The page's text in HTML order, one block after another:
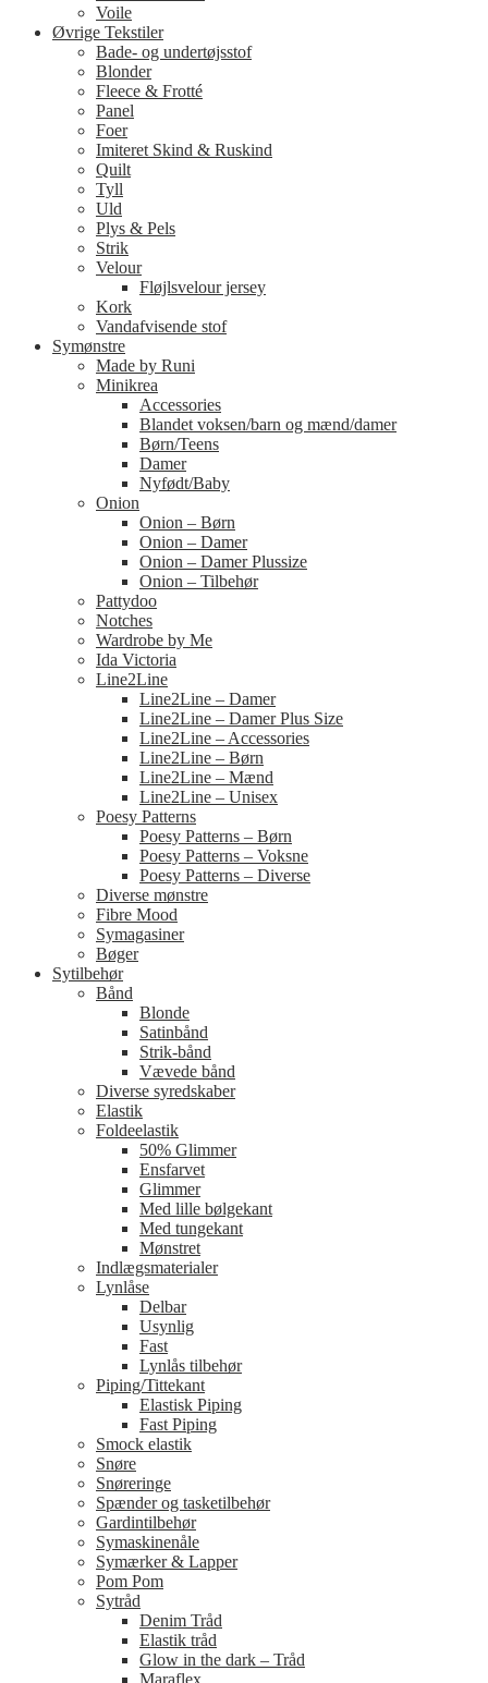
Voile
Øvrige Tekstiler
Bade- og undertøjsstof
Blonder
Fleece & Frotté
Panel
Foer
Imiteret Skind & Ruskind
Quilt
Tyll
Uld
Plys & Pels
Strik
Velour
Fløjlsvelour jersey
Kork
Vandafvisende stof
Symønstre
Made by Runi
Minikrea
Accessories
Blandet voksen/barn og mænd/damer
Børn/Teens
Damer
Nyfødt/Baby
Onion
Onion – Børn
Onion – Damer
Onion – Damer Plussize
Onion – Tilbehør
Pattydoo
Notches
Wardrobe by Me
Ida Victoria
Line2Line
Line2Line – Damer
Line2Line – Damer Plus Size
Line2Line – Accessories
Line2Line – Børn
Line2Line – Mænd
Line2Line – Unisex
Poesy Patterns
Poesy Patterns – Børn
Poesy Patterns – Voksne
Poesy Patterns – Diverse
Diverse mønstre
Fibre Mood
Symagasiner
Bøger
Sytilbehør
Bånd
Blonde
Satinbånd
Strik-bånd
Vævede bånd
Diverse syredskaber
Elastik
Foldeelastik
50% Glimmer
Ensfarvet
Glimmer
Med lille bølgekant
Med tungekant
Mønstret
Indlægsmaterialer
Lynlåse
Delbar
Usynlig
Fast
Lynlås tilbehør
Piping/Tittekant
Elastisk Piping
Fast Piping
Smock elastik
Snøre
Snøreringe
Spænder og tasketilbehør
Gardintilbehør
Symaskinenåle
Symærker & Lapper
Pom Pom
Sytråd
Denim Tråd
Elastik tråd
Glow in the dark – Tråd
Maraflex